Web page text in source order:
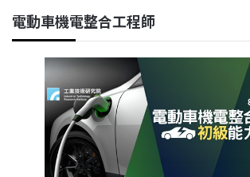
電動車機電整合工程師